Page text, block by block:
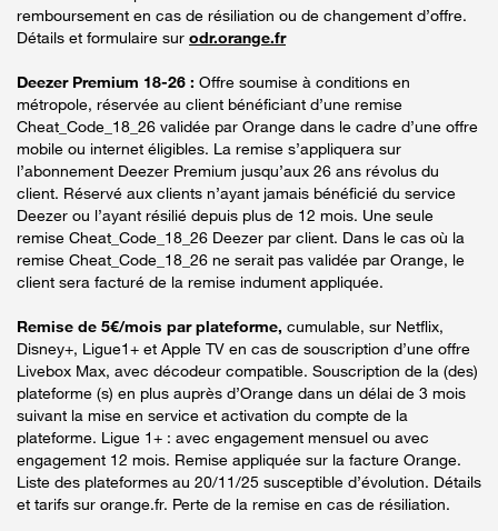
remboursement en cas de résiliation ou de changement d’offre.
Détails et formulaire sur odr.orange.fr
Deezer Premium 18-26 : Offre soumise à conditions en
métropole, réservée au client bénéficiant d’une remise
Cheat_Code_18_26 validée par Orange dans le cadre d’une offre
mobile ou internet éligibles. La remise s’appliquera sur
l’abonnement Deezer Premium jusqu’aux 26 ans révolus du
client. Réservé aux clients n’ayant jamais bénéficié du service
Deezer ou l’ayant résilié depuis plus de 12 mois. Une seule
remise Cheat_Code_18_26 Deezer par client. Dans le cas où la
remise Cheat_Code_18_26 ne serait pas validée par Orange, le
client sera facturé de la remise indument appliquée.
Remise de 5€/mois par plateforme, cumulable, sur Netflix,
Disney+, Ligue1+ et Apple TV en cas de souscription d’une offre
Livebox Max, avec décodeur compatible. Souscription de la (des)
plateforme (s) en plus auprès d’Orange dans un délai de 3 mois
suivant la mise en service et activation du compte de la
plateforme. Ligue 1+ : avec engagement mensuel ou avec
engagement 12 mois. Remise appliquée sur la facture Orange.
Liste des plateformes au 20/11/25 susceptible d’évolution. Détails
et tarifs sur orange.fr. Perte de la remise en cas de résiliation.